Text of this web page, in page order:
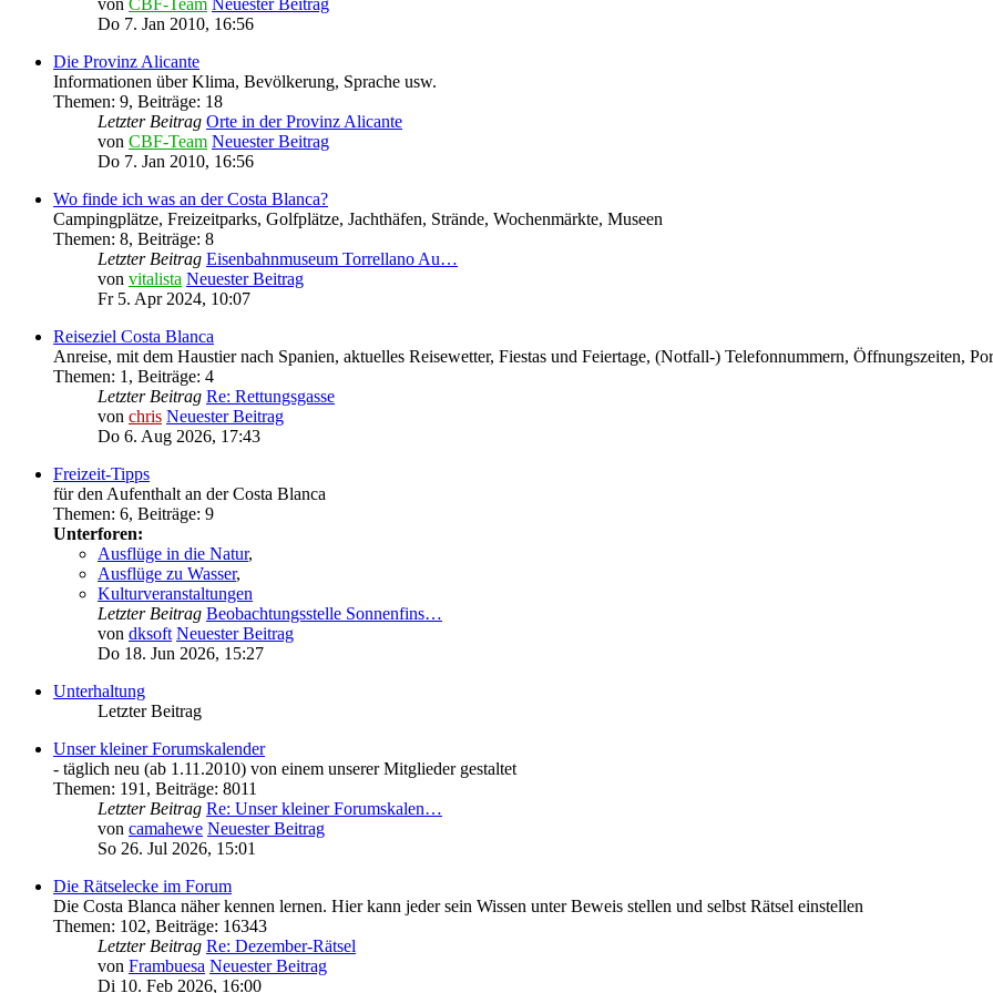
von CBF-Team Neuester Beitrag
Do 7. Jan 2010, 16:56
Die Provinz Alicante
Informationen über Klima, Bevölkerung, Sprache usw.
Themen: 9, Beiträge: 18
Letzter Beitrag Orte in der Provinz Alicante
von CBF-Team Neuester Beitrag
Do 7. Jan 2010, 16:56
Wo finde ich was an der Costa Blanca?
Campingplätze, Freizeitparks, Golfplätze, Jachthäfen, Strände, Wochenmärkte, Museen
Themen: 8, Beiträge: 8
Letzter Beitrag Eisenbahnmuseum Torrellano Au…
von vitalista Neuester Beitrag
Fr 5. Apr 2024, 10:07
Reiseziel Costa Blanca
Anreise, mit dem Haustier nach Spanien, aktuelles Reisewetter, Fiestas und Feiertage, (Notfall-) Telefonnummern, Öffnungszeiten,
Themen: 1 , Beiträge: 4
Letzter Beitrag Re: Rettungsgasse
von chris Neuester Beitrag
Do 6. Aug 2026, 17:43
Freizeit-Tipps
für den Aufenthalt an der Costa Blanca
Themen: 6, Beiträge: 9
Unterforen:
Ausflüge in die Natur,
Ausflüge zu Wasser,
Kulturveranstaltungen
Letzter Beitrag Beobachtungsstelle Sonnenfins…
von dksoft Neuester Beitrag
Do 18. Jun 2026, 15:27
Unterhaltung
Letzter Beitrag
Unser kleiner Forumskalender
- täglich neu (ab 1.11.2010) von einem unserer Mitglieder gestaltet
Themen: 191 , Beiträge: 8011
Letzter Beitrag Re: Unser kleiner Forumskalen…
von camahewe Neuester Beitrag
So 26. Jul 2026, 15:01
Die Rätselecke im Forum
Die Costa Blanca näher kennen lernen. Hier kann jeder sein Wissen unter Beweis stellen und selbst Rätsel einstellen
Themen: 102, Beiträge: 16343
Letzter Beitrag Re: Dezember-Rätsel
von Frambuesa Neuester Beitrag
Di 10. Feb 2026, 16:00